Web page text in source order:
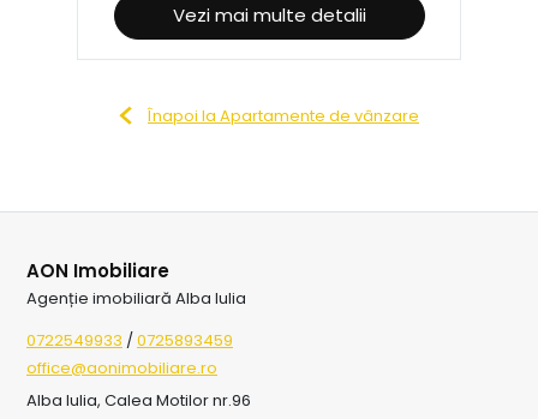
Vezi mai multe detalii
Înapoi la Apartamente de vânzare
AON Imobiliare
Agenție imobiliară Alba Iulia
0722549933 /0725893459
office@aonimobiliare.ro
Alba Iulia, Calea Motilor nr.96